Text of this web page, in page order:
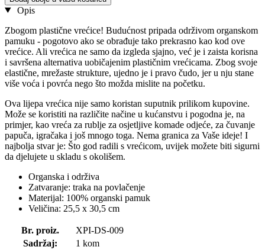
Opis
Zbogom plastične vrećice! Budućnost pripada održivom organskom
pamuku - pogotovo ako se obrađuje tako prekrasno kao kod ove
vrećice. Ali vrećica ne samo da izgleda sjajno, već je i zaista korisna
i savršena alternativa uobičajenim plastičnim vrećicama. Zbog svoje
elastične, mrežaste strukture, ujedno je i pravo čudo, jer u nju stane
više voća i povrća nego što možda mislite na početku.
Ova lijepa vrećica nije samo koristan suputnik prilikom kupovine.
Može se koristiti na različite načine u kućanstvu i pogodna je, na
primjer, kao vreća za rublje za osjetljive komade odjeće, za čuvanje
papuča, igračaka i još mnogo toga. Nema granica za Vaše ideje! I
najbolja stvar je: Što god radili s vrećicom, uvijek možete biti sigurni
da djelujete u skladu s okolišem.
Organska i održiva
Zatvaranje: traka na povlačenje
Materijal: 100% organski pamuk
Veličina: 25,5 x 30,5 cm
Br. proiz.
XPI-DS-009
Sadržaj:
1 kom